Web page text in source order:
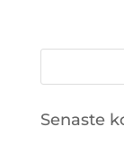
Senaste